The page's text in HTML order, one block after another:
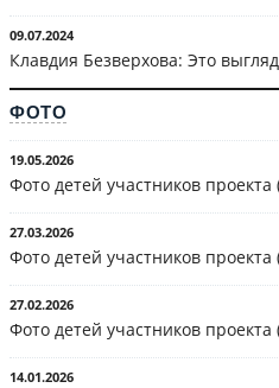
09.07.2024
Клавдия Безверхова: Это
ФОТО
19.05.2026
Фото детей участников проекта
27.03.2026
Фото детей участников проекта
27.02.2026
Фото детей участников проекта
14.01.2026